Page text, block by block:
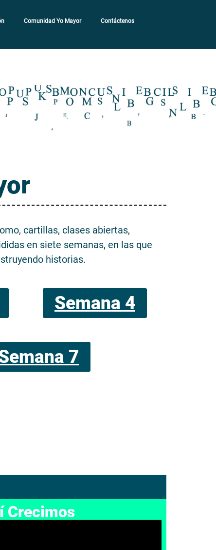
Comunidad Yo Mayor Contáctenos
cartillas, clases abiertas,
en siete semanas, en las que
historias.
Semana 4
7
Crecimos